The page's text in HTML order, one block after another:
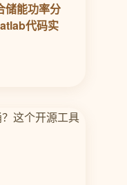
储能功率分
代码实